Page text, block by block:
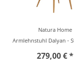
Natura Home
Armlehnstuhl Dalyan -
279,00 € *